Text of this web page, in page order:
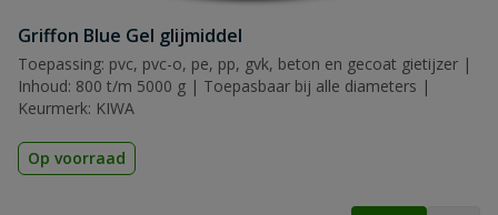
Griffon Blue Gel glijmiddel
Toepassing: pvc, pvc-o, pe, pp, gvk, beton en gecoat gietijzer |
Inhoud: 800 t/m 5000 g | Toepasbaar bij alle diameters |
Keurmerk: KIWA
Op voorraad